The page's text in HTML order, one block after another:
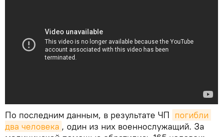
По последним данным, в результате ЧП погибли
два человека , один из них военнослужащий. За